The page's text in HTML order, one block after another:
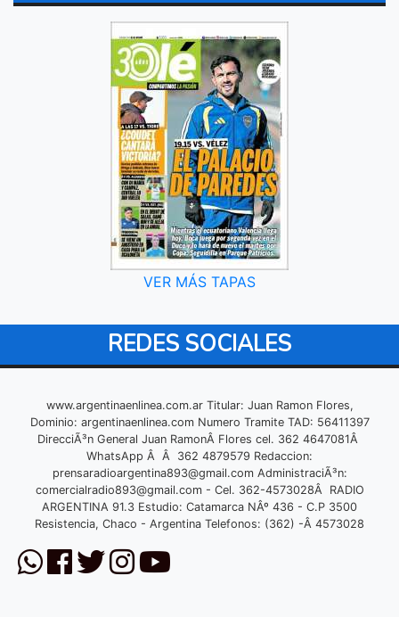
VER MÁS TAPAS
REDES SOCIALES
www.argentinaenlinea.com.ar Titular: Juan Ramon Flores,
Dominio: argentinaenlinea.com Numero Tramite TAD: 56411397
DirecciÃ³n General Juan RamonÂ Flores cel. 362 4647081Â
WhatsApp Â Â 362 4879579 Redaccion:
prensaradioargentina893@gmail.comAdministraciÃ³n:
comercialradio893@gmail.com- Cel. 362-4573028Â RADIO
ARGENTINA 91.3 Estudio: Catamarca NÂº 436 - C.P 3500
Resistencia, Chaco - Argentina Telefonos: (362) -Â 4573028